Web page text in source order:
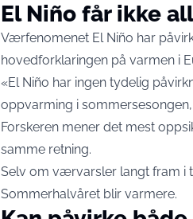
El Niño får ikke
Værfenomenet El Niño har
hovedforklaringen på varmen i
«El Niño har ingen tydelig
oppvarming i
Forskeren mener det mest
samme retning.
Selv om værvarsler langt fram i
Sommerhalvåret blir varmere.